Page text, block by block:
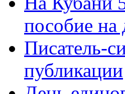
пособие на
Писатель-
публикации